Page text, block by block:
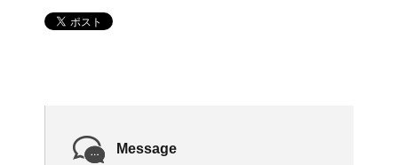
Message